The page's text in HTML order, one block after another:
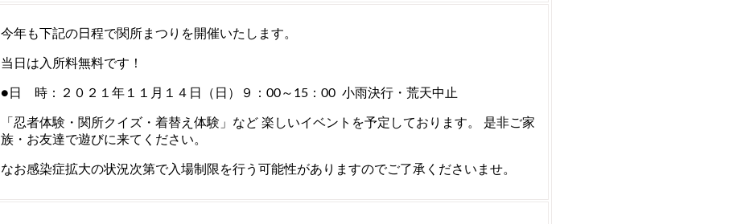
今年も下記の日程で関所まつりを開催いたします。
当日は入所料無料です！
●日 時：２０２１年１１月１４日（日）９：00～15：00 小雨決行・荒天中止
「忍者体験・関所クイズ・着替え体験」など 楽しいイベントを予定しております。 是非ご家
族・お友達で遊びに来てください。
なお感染症拡大の状況次第で入場制限を行う可能性がありますのでご了承くださいませ。